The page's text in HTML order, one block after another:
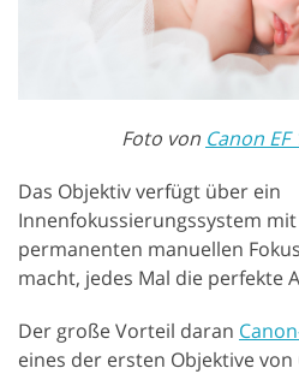
Foto von Canon
Das Objektiv verfügt über ein
Innenfokussierungssystem
permanenten manuellen
macht, jedes Mal die perfekte
Der große Vorteil daran
eines der ersten Objektive